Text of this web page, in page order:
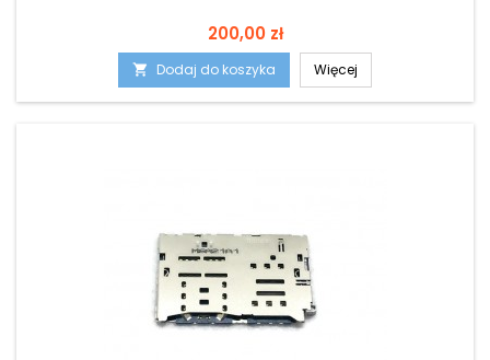
Cena
200,00 zł
 Dodaj do koszyka Więcej